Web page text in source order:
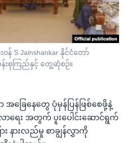
န် S Jainshankar နိုင်ငံတော်
းစုကြည်နှင့် တွေ့ဆုံစဉ်။
အခြေနေတွေ ပုံမှန်ပြန်ဖြစ်စေဖို့နဲ့
ရေး အတွက် ပူးပေါင်းဆောင်ရွက်
ား နားလည်မှု စာချွန်လွှာကို